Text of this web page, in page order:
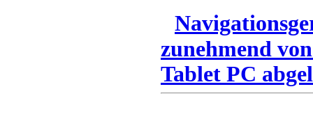
zunehmend
Tablet PC